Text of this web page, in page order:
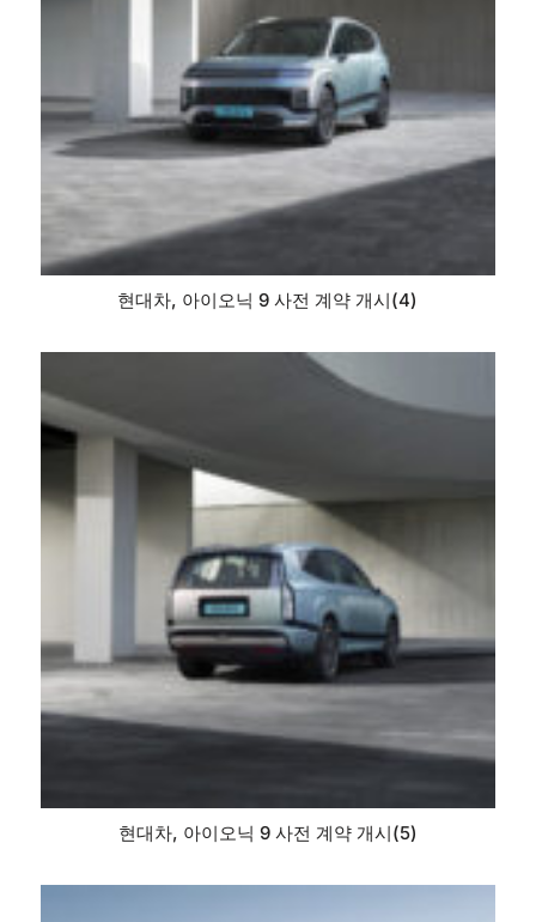
현대차, 아이오닉 9 사전 계약 개시(4)
현대차, 아이오닉 9 사전 계약 개시(5)